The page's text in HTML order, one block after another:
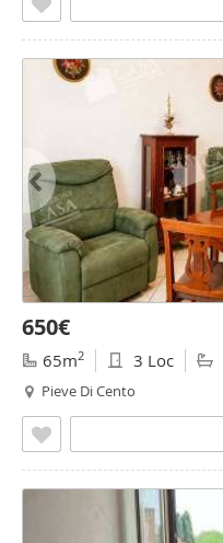
650€
65m2 3 Loc
Pieve Di Cento